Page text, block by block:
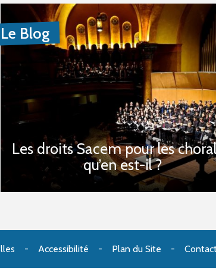
Le Blog
Les droits Sacem pour les
qu’en est-il ?
Accessibilité Plan du Site